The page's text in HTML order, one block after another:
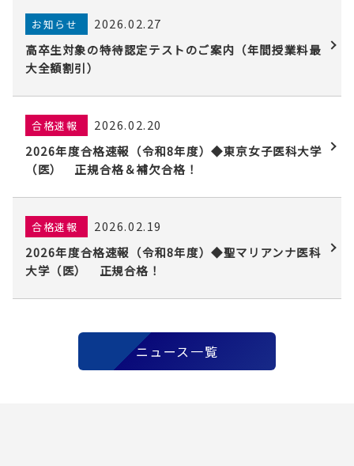
お知らせ
2026.02.27
高卒生対象の特待認定テストのご案内（年間授業料最
大全額割引）
合格速報
2026.02.20
2026年度合格速報（令和8年度）◆東京女子医科大学
（医） 正規合格＆補欠合格！
合格速報
2026.02.19
2026年度合格速報（令和8年度）◆聖マリアンナ医科
大学（医） 正規合格！
ニュース一覧